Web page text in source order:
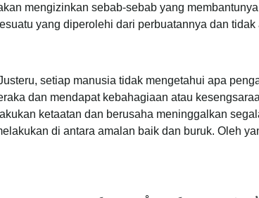
mengizinkan sebab-sebab yang
yang diperolehi dari perbuatannya dan
setiap manusia tidak mengetahui apa
dan mendapat kebahagiaan atau
ketaatan dan berusaha meninggalkan
di antara amalan baik dan buruk. Oleh